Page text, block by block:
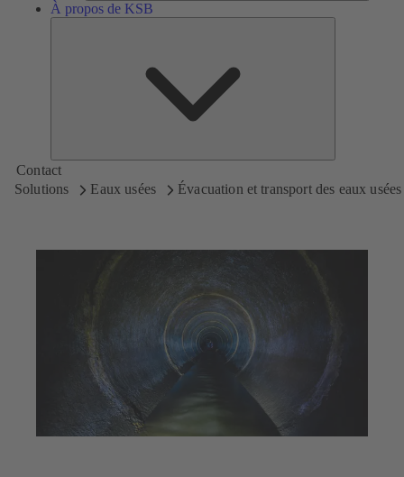
À propos de KSB
Contact
Solutions
Eaux usées Évacuation et transport des eaux usées